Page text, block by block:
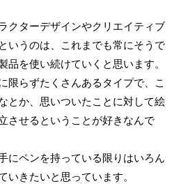
クターデザインやクリエイティブ
いうのは、これまでも常にそうで
品を使い続けていくと思います。
限らずたくさんあるタイプで、こ
とか、思いついたことに対して絵
させるということが好きなんで
にペンを持っている限りはいろん
いきたいと思っています。